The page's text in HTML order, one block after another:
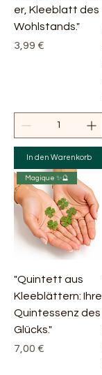
er, Kleeblatt des
Wohlstands."
Preis
3,99 €
In den Warenkorb
Magique ✨🔮
"Quintett aus
Kleeblättern: Ihre
Quintessenz des
Glücks."
Preis
7,00 €